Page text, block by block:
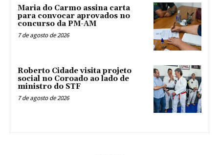
Maria do Carmo assina carta
para convocar aprovados no
concurso da PM-AM
7 de agosto de 2026
Roberto Cidade visita projeto
social no Coroado ao lado de
ministro do STF
7 de agosto de 2026